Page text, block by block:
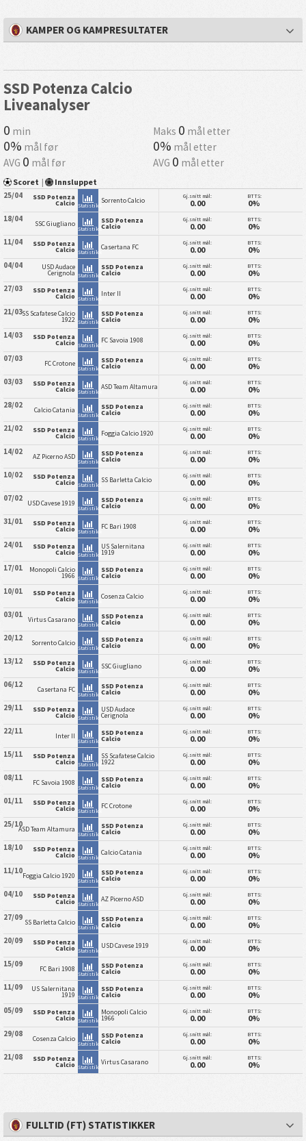
KAMPER OG KAMPRESULTATER
SSD Potenza Calcio
Liveanalyser
0 min Maks 0 mål etter
0% mål før 0% mål etter
AVG 0 mål før AVG 0 mål etter
Scoret | Innsluppet
25/04 SSD Potenza
Calcio Statistikk
Sorrento Calcio Gj.snitt mål:
0.00
BTTS:
0%
18/04 SSC Giugliano
Statistikk
SSD Potenza
Calcio
Gj.snitt mål:
0.00
BTTS:
0%
11/04 SSD Potenza
Calcio Statistikk
Casertana FC Gj.snitt mål:
0.00
BTTS:
0%
04/04 USD Audace
Cerignola Statistikk
SSD Potenza
Calcio
Gj.snitt mål:
0.00
BTTS:
0%
27/03 SSD Potenza
Calcio Statistikk
Inter II Gj.snitt mål:
0.00
BTTS:
0%
21/03SS Scafatese Calcio
1922 Statistikk
SSD Potenza
Calcio
Gj.snitt mål:
0.00
BTTS:
0%
14/03 SSD Potenza
Calcio Statistikk
FC Savoia 1908 Gj.snitt mål:
0.00
BTTS:
0%
07/03 FC Crotone
Statistikk
SSD Potenza
Calcio
Gj.snitt mål:
0.00
BTTS:
0%
03/03 SSD Potenza
Calcio Statistikk
ASD Team Altamura Gj.snitt mål:
0.00
BTTS:
0%
28/02 Calcio Catania
Statistikk
SSD Potenza
Calcio
Gj.snitt mål:
0.00
BTTS:
0%
21/02 SSD Potenza
Calcio Statistikk
Foggia Calcio 1920 Gj.snitt mål:
0.00
BTTS:
0%
14/02 AZ Picerno ASD
Statistikk
SSD Potenza
Calcio
Gj.snitt mål:
0.00
BTTS:
0%
10/02 SSD Potenza
Calcio Statistikk
SS Barletta Calcio Gj.snitt mål:
0.00
BTTS:
0%
07/02 USD Cavese 1919
Statistikk
SSD Potenza
Calcio
Gj.snitt mål:
0.00
BTTS:
0%
31/01 SSD Potenza
Calcio Statistikk
FC Bari 1908 Gj.snitt mål:
0.00
BTTS:
0%
24/01 SSD Potenza
Calcio Statistikk
US Salernitana
1919
Gj.snitt mål:
0.00
BTTS:
0%
17/01 Monopoli Calcio
1966 Statistikk
SSD Potenza
Calcio
Gj.snitt mål:
0.00
BTTS:
0%
10/01 SSD Potenza
Calcio Statistikk
Cosenza Calcio Gj.snitt mål:
0.00
BTTS:
0%
03/01 Virtus Casarano
Statistikk
SSD Potenza
Calcio
Gj.snitt mål:
0.00
BTTS:
0%
20/12 Sorrento Calcio
Statistikk
SSD Potenza
Calcio
Gj.snitt mål:
0.00
BTTS:
0%
13/12 SSD Potenza
Calcio Statistikk
SSC Giugliano Gj.snitt mål:
0.00
BTTS:
0%
06/12 Casertana FC
Statistikk
SSD Potenza
Calcio
Gj.snitt mål:
0.00
BTTS:
0%
29/11 SSD Potenza
Calcio Statistikk
USD Audace
Cerignola
Gj.snitt mål:
0.00
BTTS:
0%
22/11 Inter II
Statistikk
SSD Potenza
Calcio
Gj.snitt mål:
0.00
BTTS:
0%
15/11 SSD Potenza
Calcio Statistikk
SS Scafatese Calcio
1922
Gj.snitt mål:
0.00
BTTS:
0%
08/11 FC Savoia 1908
Statistikk
SSD Potenza
Calcio
Gj.snitt mål:
0.00
BTTS:
0%
01/11 SSD Potenza
Calcio Statistikk
FC Crotone Gj.snitt mål:
0.00
BTTS:
0%
25/10ASD Team Altamura
Statistikk
SSD Potenza
Calcio
Gj.snitt mål:
0.00
BTTS:
0%
18/10 SSD Potenza
Calcio Statistikk
Calcio Catania Gj.snitt mål:
0.00
BTTS:
0%
11/10Foggia Calcio 1920
Statistikk
SSD Potenza
Calcio
Gj.snitt mål:
0.00
BTTS:
0%
04/10 SSD Potenza
Calcio Statistikk
AZ Picerno ASD Gj.snitt mål:
0.00
BTTS:
0%
27/09 SS Barletta Calcio
Statistikk
SSD Potenza
Calcio
Gj.snitt mål:
0.00
BTTS:
0%
20/09 SSD Potenza
Calcio Statistikk
USD Cavese 1919 Gj.snitt mål:
0.00
BTTS:
0%
15/09 FC Bari 1908
Statistikk
SSD Potenza
Calcio
Gj.snitt mål:
0.00
BTTS:
0%
11/09 US Salernitana
1919 Statistikk
SSD Potenza
Calcio
Gj.snitt mål:
0.00
BTTS:
0%
05/09 SSD Potenza
Calcio Statistikk
Monopoli Calcio
1966
Gj.snitt mål:
0.00
BTTS:
0%
29/08 Cosenza Calcio
Statistikk
SSD Potenza
Calcio
Gj.snitt mål:
0.00
BTTS:
0%
21/08 SSD Potenza
Calcio Statistikk
Virtus Casarano Gj.snitt mål:
0.00
BTTS:
0%
FULLTID (FT) STATISTIKKER